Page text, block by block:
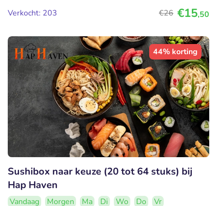
Verkocht: 203
€26 €15,50
44% korting
Sushibox naar keuze (20 tot 64 stuks) bij
Hap Haven
Vandaag Morgen Ma Di Wo Do Vr